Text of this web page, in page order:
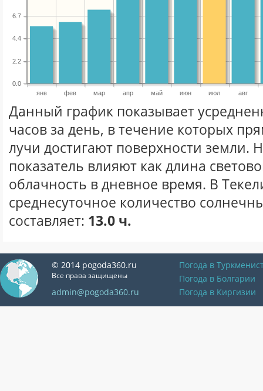
янв фев мар апр май июн июл авг
0.0
2.2
4.4
6.7
Данный график показывает
часов за день, в течение которых
лучи достигают поверхности земли.
показатель влияют как длина
облачность в дневное время. В
среднесуточное количество
составляет: 13.0 ч.
© 2014 pogoda360.ru
Все права защищены
admin@pogoda360.ru
Погода в
Погода в Болгарии
Погода в Киргизии